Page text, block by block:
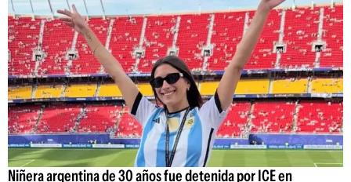
Niñera argentina de 30 años fue detenida por ICE en